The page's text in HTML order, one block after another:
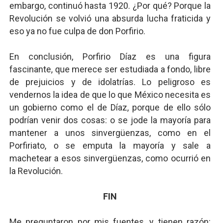
embargo, continuó hasta 1920. ¿Por qué? Porque la
Revolución se volvió una absurda lucha fraticida y
eso ya no fue culpa de don Porfirio.
En conclusión, Porfirio Díaz es una figura
fascinante, que merece ser estudiada a fondo, libre
de prejuicios y de idolatrías. Lo peligroso es
vendernos la idea de que lo que México necesita es
un gobierno como el de Díaz, porque de ello sólo
podrían venir dos cosas: o se jode la mayoría para
mantener a unos sinvergüenzas, como en el
Porfiriato, o se emputa la mayoría y sale a
machetear a esos sinvergüenzas, como ocurrió en
la Revolución.
FIN